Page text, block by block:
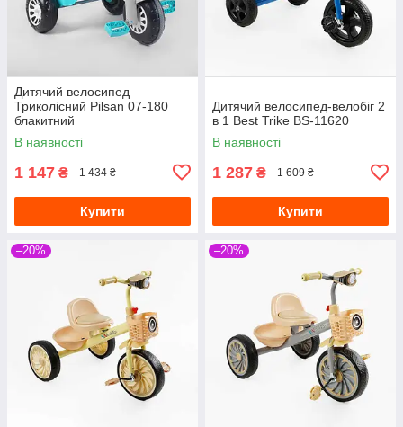
Дитячий велосипед
Триколісний Pilsan 07-180
блакитний
В наявності
1 147 ₴ 1 434 ₴
Купити
Дитячий велосипед-велобіг 2
в 1 Best Trike BS-11620
В наявності
1 287 ₴ 1 609 ₴
Купити
–20% –20%